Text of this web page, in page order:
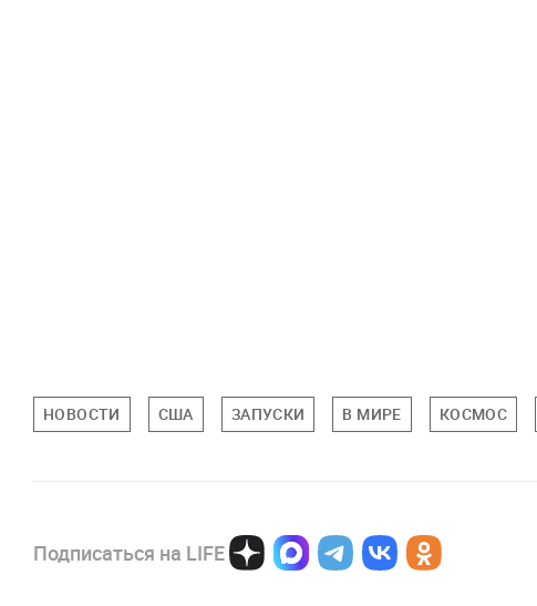
НОВОСТИ США ЗАПУСКИ В МИРЕ КОСМОС
Подписаться на LIFE